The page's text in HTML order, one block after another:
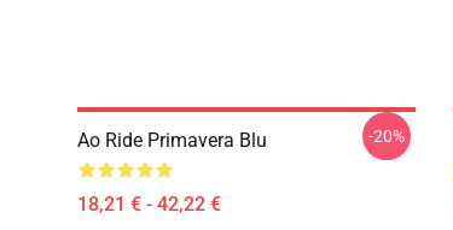
Ao Ride Primavera Blu
18,21 € - 42,22 €
-20%